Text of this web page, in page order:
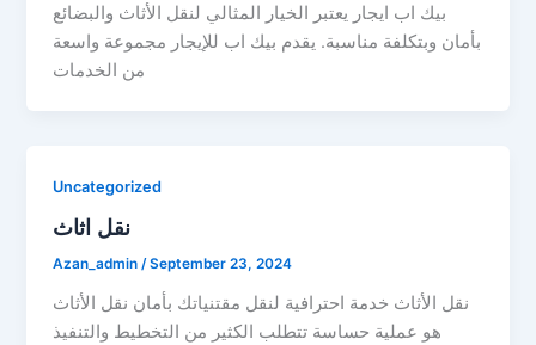
بيك اب ايجار يعتبر الخيار المثالي لنقل الأثاث والبضائع
بأمان وبتكلفة مناسبة. يقدم بيك اب للإيجار مجموعة واسعة
من الخدمات
Uncategorized
نقل اثاث
Azan_admin/September 23, 2024
نقل الأثاث خدمة احترافية لنقل مقتنياتك بأمان نقل الأثاث
هو عملية حساسة تتطلب الكثير من التخطيط والتنفيذ